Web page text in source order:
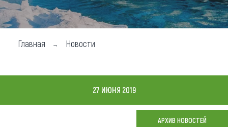
Где побывать
Чем заняться
Карта
Главная Новости
27 ИЮНЯ 2019
АРХИВ НОВОСТЕЙ